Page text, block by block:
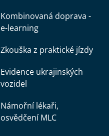
Kombinovaná doprava -
e-learning
Zkouška z praktické jízdy
Evidence ukrajinských
vozidel
Námořní lékaři,
osvědčení MLC